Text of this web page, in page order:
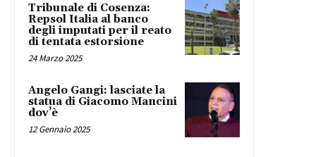
Tribunale di Cosenza:
Repsol Italia al banco
degli imputati per il reato
di tentata estorsione
24 Marzo 2025
Angelo Gangi: lasciate la
statua di Giacomo Mancini
dov’è
12 Gennaio 2025